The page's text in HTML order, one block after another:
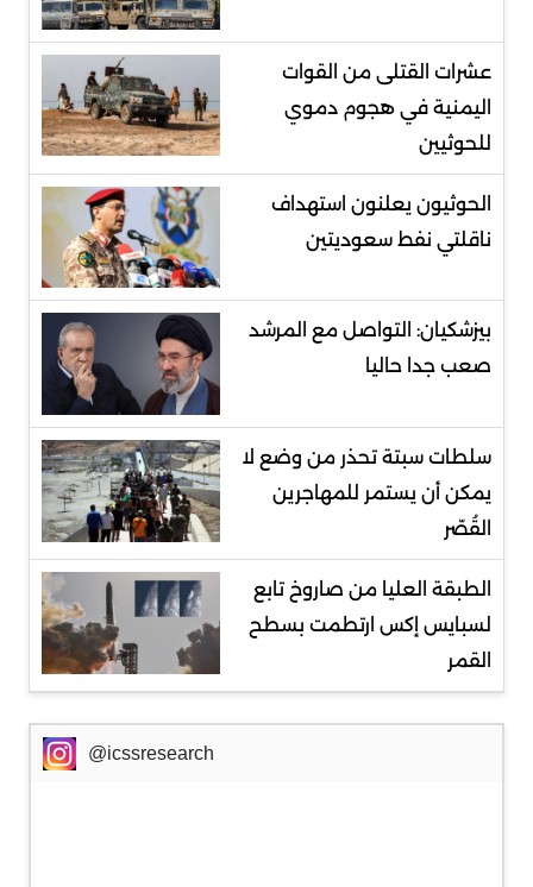
عشرات القتلى من القوات
اليمنية في هجوم دموي
للحوثيين
الحوثيون يعلنون استهداف
ناقلتي نفط سعوديتين
بيزشكيان: التواصل مع المرشد
صعب جدا حاليا
سلطات سبتة تحذر من وضع لا
يمكن أن يستمر للمهاجرين
القُصّر
الطبقة العليا من صاروخ تابع
لسبايس إكس ارتطمت بسطح
القمر
@icssresearch